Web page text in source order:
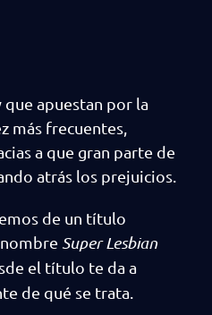
apuestan por la
más frecuentes,
a que gran parte de
atrás los prejuicios.
de un título
Super Lesbian
el título te da a
de qué se trata.